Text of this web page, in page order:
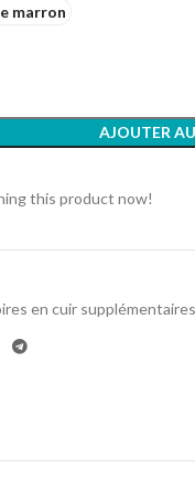
marron
AJOUTER
this product now!
en cuir supplémentaires